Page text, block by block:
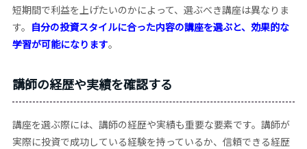
短期間で利益を上げたいのかによって、選ぶべき講座は異なりま
す。 自分の投資スタイルに合った内容の講座を選ぶと、効果的な
学習が可能になります。
講師の経歴や実績を確認する
講座を選ぶ際には、講師の経歴や実績も重要な要素です。講師が
実際に投資で成功している経験を持っているか、信頼できる経歴